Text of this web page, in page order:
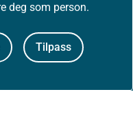
deg som person.
Tilpass